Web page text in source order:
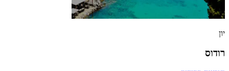
יון
רודוס